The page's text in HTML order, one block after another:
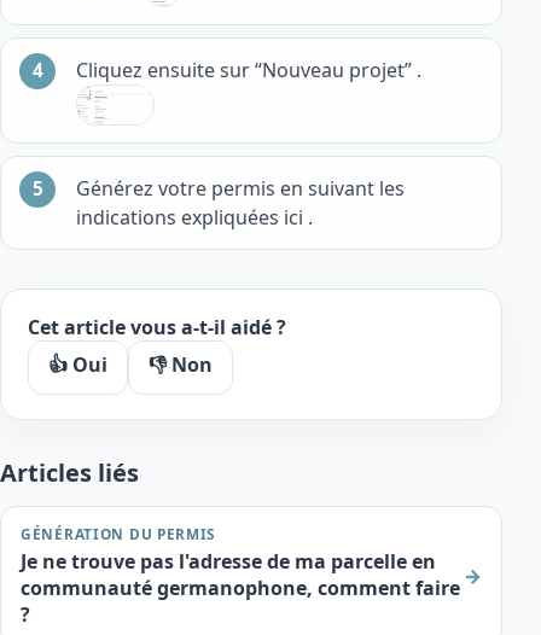
Cliquez ensuite sur “Nouveau projet” .
Générez votre permis en suivant les
indications expliquées ici .
Cet article vous a-t-il aidé ?
👍 Oui
👎 Non
Articles liés
GÉNÉRATION DU PERMIS
Je ne trouve pas l'adresse de ma parcelle en
communauté germanophone, comment faire
?
→